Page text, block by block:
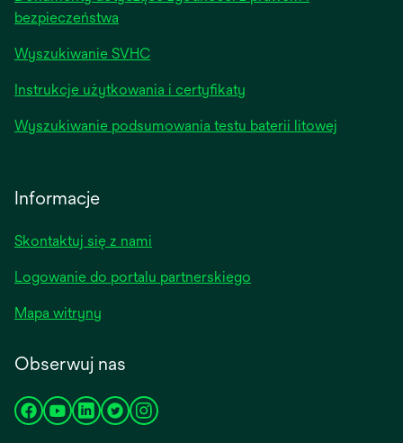
bezpieczeństwa
Wyszukiwanie SVHC
Instrukcje użytkowania i certyfikaty
Wyszukiwanie podsumowania testu baterii litowej
Informacje
Skontaktuj się z nami
Logowanie do portalu partnerskiego
Mapa witryny
Obserwuj nas
opensopensopensopensopens